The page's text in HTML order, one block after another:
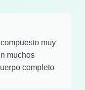
muy
muchos
completo